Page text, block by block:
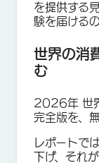
を提供する
験を届けるの
世界の消
む
2026年 世
完全版を、
レポートで
下げ、それ